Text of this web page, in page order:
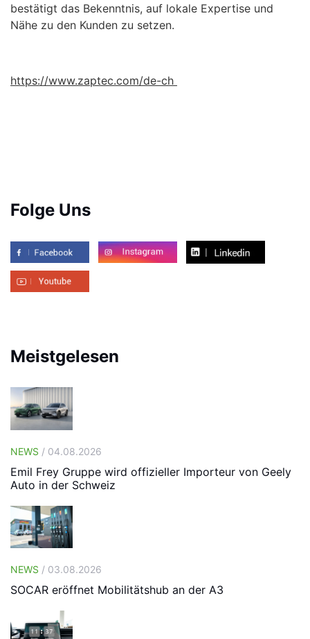
bestätigt das Bekenntnis, auf lokale Expertise und
Nähe zu den Kunden zu setzen.
https://www.zaptec.com/de-ch
Folge Uns
Meistgelesen
NEWS / 04.08.2026
Emil Frey Gruppe wird offizieller Importeur von Geely
Auto in der Schweiz
NEWS / 03.08.2026
SOCAR eröffnet Mobilitätshub an der A3